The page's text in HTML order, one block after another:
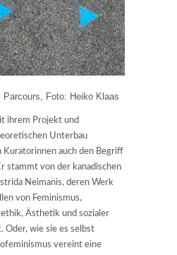
Parcours, Foto: Heiko Klaas
ihrem Projekt und
Unterbau
Kuratorinnen auch den Begriff
stammt von der kanadischen
Neimanis, deren Werk
von Feminismus,
Ästhetik und sozialer
wie sie es selbst
vereint eine